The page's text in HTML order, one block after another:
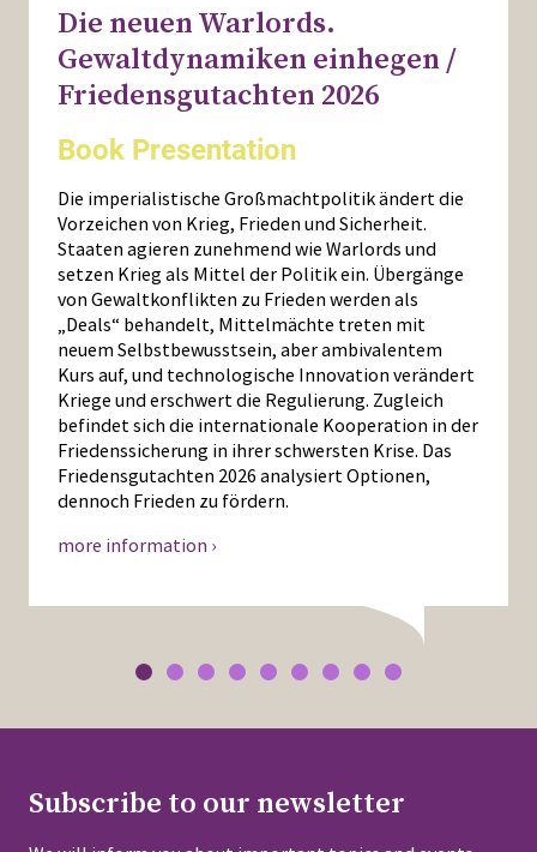
Die neuen Warlords.
Gewaltdynamiken einhegen /
Friedensgutachten 2026
Book Presentation
Die imperialistische Großmachtpolitik ändert die
Vorzeichen von Krieg, Frieden und Sicherheit.
Staaten agieren zunehmend wie Warlords und
setzen Krieg als Mittel der Politik ein. Übergänge
von Gewaltkonflikten zu Frieden werden als
„Deals“ behandelt, Mittelmächte treten mit
neuem Selbstbewusstsein, aber ambivalentem
Kurs auf, und technologische Innovation verändert
Kriege und erschwert die Regulierung. Zugleich
befindet sich die internationale Kooperation in der
Friedenssicherung in ihrer schwersten Krise. Das
Friedensgutachten 2026 analysiert Optionen,
dennoch Frieden zu fördern.
more information ›
Subscribe to our newsletter